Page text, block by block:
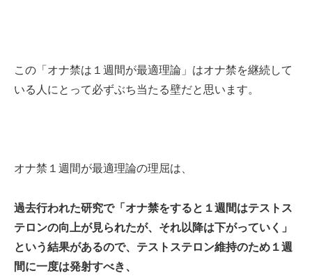
この「オナ禁は１週間が最適理論」はオナ禁を継続して
いる人にとって必ずぶち当たる壁だと思います。
オナ禁１週間が最適理論の理屈は、
過去行われた研究で「オナ禁をすると１週間はテストス
テロンの向上が見られたが、それ以降は下がっていく」
という結果があるので、テストステロン維持のため１週
間に一度は発射すべき、